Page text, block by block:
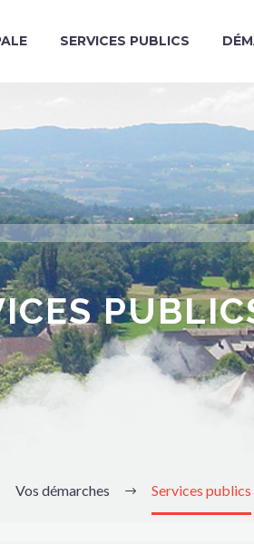
SERVICES PUBLICS
Vos démarches Services publics